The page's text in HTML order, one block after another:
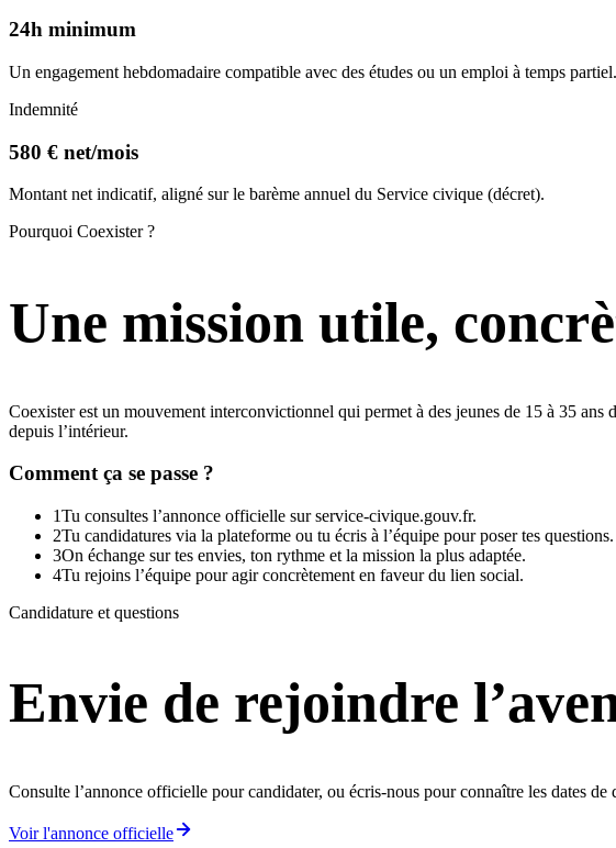
24h minimum
Un engagement hebdomadaire compatible avec des études ou un emploi à temps partiel.
Indemnité
580 € net/mois
Montant net indicatif, aligné sur le barème annuel du Service civique (décret).
Pourquoi Coexister ?
Une mission utile,
Coexister est un mouvement interconvictionnel qui permet à des jeunes de 15 à 35
depuis l’intérieur.
Comment ça se passe ?
1Tu consultes l’annonce officielle sur service-civique.gouv.fr.
2Tu candidatures via la plateforme ou tu écris à l’équipe pour poser tes questions.
3On échange sur tes envies, ton rythme et la mission la plus adaptée.
4Tu rejoins l’équipe pour agir concrètement en faveur du lien social.
Candidature et questions
Envie de rejoindre
Consulte l’annonce officielle pour candidater, ou écris-nous pour connaître les dates
Voir l'annonce officielle